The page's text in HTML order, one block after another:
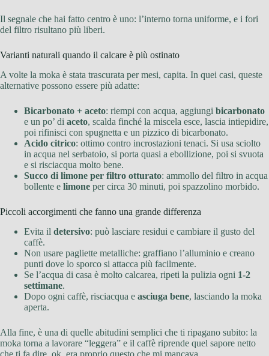
Il segnale che hai fatto centro è uno: l’interno torna uniforme, e i fori
del filtro risultano più liberi.
Varianti naturali quando il calcare è più ostinato
A volte la moka è stata trascurata per mesi, capita. In quei casi, queste
alternative possono essere più adatte:
Bicarbonato + aceto: riempi con acqua, aggiungi bicarbonato
e un po’ di aceto, scalda finché la miscela esce, lascia intiepidire,
poi rifinisci con spugnetta e un pizzico di bicarbonato.
Acido citrico: ottimo contro incrostazioni tenaci. Si usa sciolto
in acqua nel serbatoio, si porta quasi a ebollizione, poi si svuota
e si risciacqua molto bene.
Succo di limone per filtro otturato: ammollo del filtro in acqua
bollente e limone per circa 30 minuti, poi spazzolino morbido.
Piccoli accorgimenti che fanno una grande differenza
Evita il detersivo: può lasciare residui e cambiare il gusto del
caffè.
Non usare pagliette metalliche: graffiano l’alluminio e creano
punti dove lo sporco si attacca più facilmente.
Se l’acqua di casa è molto calcarea, ripeti la pulizia ogni 1-2
settimane.
Dopo ogni caffè, risciacqua e asciuga bene, lasciando la moka
aperta.
Alla fine, è una di quelle abitudini semplici che ti ripagano subito: la
moka torna a lavorare “leggera” e il caffè riprende quel sapore netto
che ti fa dire, ok, era proprio questo che mi mancava.